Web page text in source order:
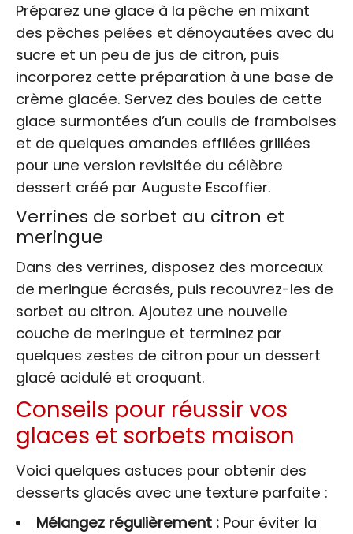
Préparez une glace à la pêche en mixant
des pêches pelées et dénoyautées avec du
sucre et un peu de jus de citron, puis
incorporez cette préparation à une base de
crème glacée. Servez des boules de cette
glace surmontées d’un coulis de framboises
et de quelques amandes effilées grillées
pour une version revisitée du célèbre
dessert créé par Auguste Escoffier.
Verrines de sorbet au citron et
meringue
Dans des verrines, disposez des morceaux
de meringue écrasés, puis recouvrez-les de
sorbet au citron. Ajoutez une nouvelle
couche de meringue et terminez par
quelques zestes de citron pour un dessert
glacé acidulé et croquant.
Conseils pour réussir vos
glaces et sorbets maison
Voici quelques astuces pour obtenir des
desserts glacés avec une texture parfaite :
Mélangez régulièrement :Pour éviter la